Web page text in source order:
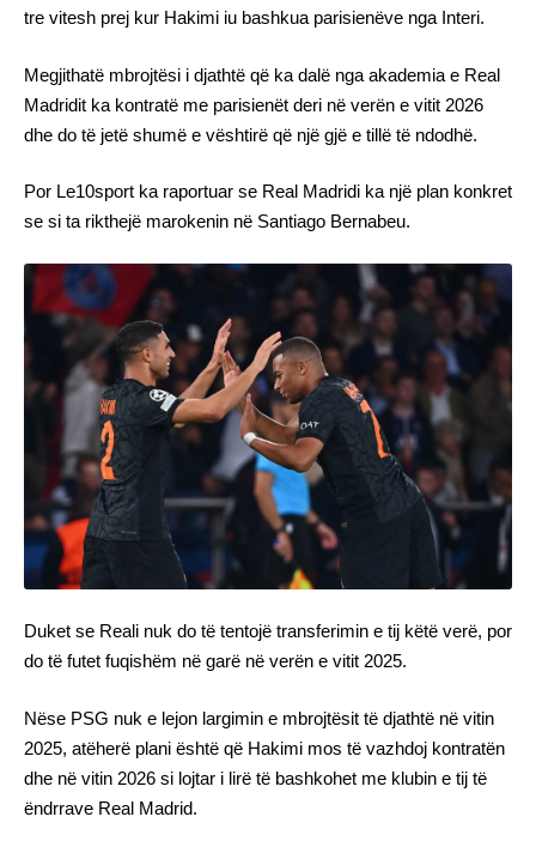
tre vitesh prej kur Hakimi iu bashkua parisienëve nga Interi.
Megjithatë mbrojtësi i djathtë që ka dalë nga akademia e Real
Madridit ka kontratë me parisienët deri në verën e vitit 2026
dhe do të jetë shumë e vështirë që një gjë e tillë të ndodhë.
Por Le10sport ka raportuar se Real Madridi ka një plan konkret
se si ta rikthejë marokenin në Santiago Bernabeu.
Duket se Reali nuk do të tentojë transferimin e tij këtë verë, por
do të futet fuqishëm në garë në verën e vitit 2025.
Nëse PSG nuk e lejon largimin e mbrojtësit të djathtë në vitin
2025, atëherë plani është që Hakimi mos të vazhdoj kontratën
dhe në vitin 2026 si lojtar i lirë të bashkohet me klubin e tij të
ëndrrave Real Madrid.